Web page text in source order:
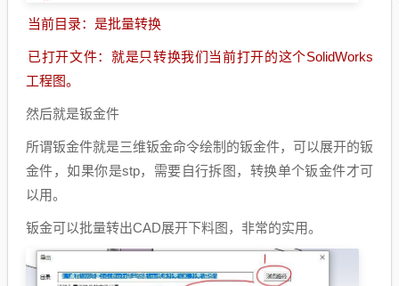
当前目录：是批量转换
已打开文件：就是只转换我们当前打开的这个SolidWorks
工程图。
然后就是钣金件
所谓钣金件就是三维钣金命令绘制的钣金件，可以展开的钣
金件，如果你是stp，需要自行拆图，转换单个钣金件才可
以用。
钣金可以批量转出CAD展开下料图，非常的实用。